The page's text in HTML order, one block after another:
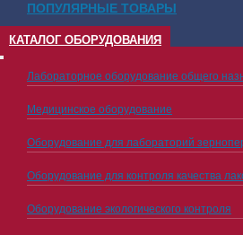
ПОПУЛЯРНЫЕ ТОВАРЫ
КАТАЛОГ ОБОРУДОВАНИЯ
Лабораторное оборудование общего
Медицинское оборудование
Оборудование для лабораторий
Оборудование для контроля качества
Оборудование экологического контроля